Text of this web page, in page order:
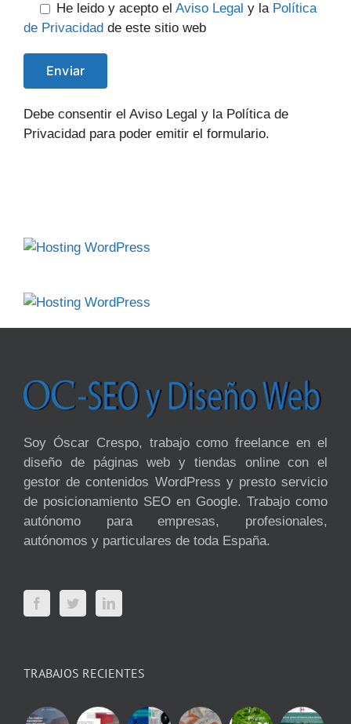
He leido y acepto el Aviso Legal y la Política
de Privacidad de este sitio web
Debe consentir el Aviso Legal y la Política de
Privacidad para poder emitir el formulario.
Soy Óscar Crespo, trabajo como freelance en el
diseño de páginas web y tiendas online con el
gestor de contenidos WordPress y presto servicio
de posicionamiento SEO en Google. Trabajo como
autónomo para empresas, profesionales,
autónomos y particulares de toda España.
TRABAJOS RECIENTES